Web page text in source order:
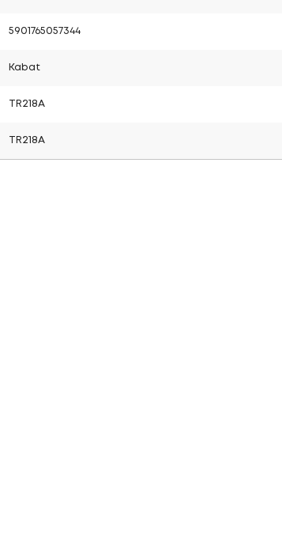
5901765057344
Kabat
TR218A
TR218A